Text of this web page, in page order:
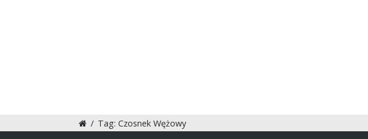
/ Tag: Czosnek Wężowy